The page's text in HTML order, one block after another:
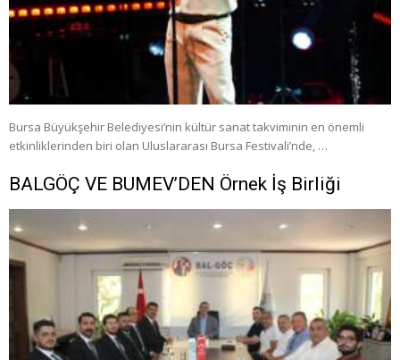
Bursa Büyükşehir Belediyesi’nin kültür sanat takviminin en önemli
etkinliklerinden biri olan Uluslararası Bursa Festivali’nde, …
BALGÖÇ VE BUMEV’DEN Örnek İş Birliği